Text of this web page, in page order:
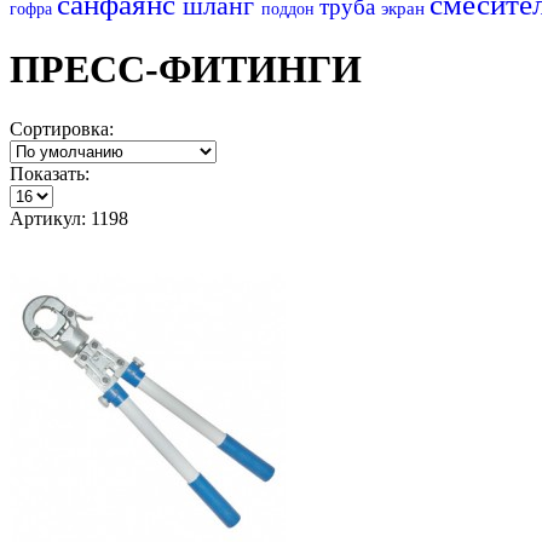
гофра поддон труба экран
ПРЕСС-ФИТИНГИ
Сортировка:
Показать:
Артикул: 1198